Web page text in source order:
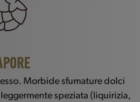
Morbide sfumature dolci
speziata (liquirizia,